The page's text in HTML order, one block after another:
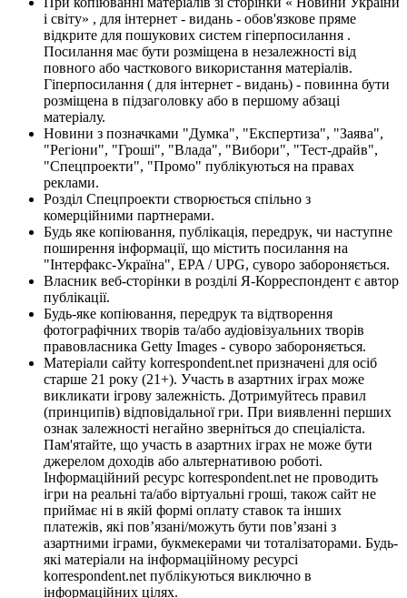
і світу» , для інтернет - видань - обов'язкове пряме
відкрите для пошукових систем гіперпосилання .
Посилання має бути розміщена в незалежності від
повного або часткового використання матеріалів.
Гіперпосилання ( для інтернет - видань) - повинна бути
розміщена в підзаголовку або в першому абзаці
матеріалу.
Новини з позначками "Думка", "Експертиза", "Заява",
"Регіони", "Гроші", "Влада", "Вибори", "Тест-драйв",
"Спецпроекти", "Промо" публікуються на правах
реклами.
Розділ Спецпроекти створюється спільно з
комерційними партнерами.
Будь яке копіювання, публікація, передрук, чи наступне
поширення інформації, що містить посилання на
"Інтерфакс-Україна", EPA / UPG, суворо забороняється.
Власник веб-сторінки в розділі Я-Корреспондент є автор
публікації.
Будь-яке копіювання, передрук та відтворення
фотографічних творів та/або аудіовізуальних творів
правовласника Getty Images - суворо забороняється.
Матеріали сайту korrespondent.net призначені для осіб
старше 21 року (21+). Участь в азартних іграх може
викликати ігрову залежність. Дотримуйтесь правил
(принципів) відповідальної гри. При виявленні перших
ознак залежності негайно зверніться до спеціаліста.
Пам'ятайте, що участь в азартних іграх не може бути
джерелом доходів або альтернативою роботі.
Інформаційний ресурс korrespondent.net не проводить
ігри на реальні та/або віртуальні гроші, також сайт не
приймає ні в якій формі оплату ставок та інших
платежів, які пов’язані/можуть бути пов’язані з
азартними іграми, букмекерами чи тоталізаторами. Будь-
які матеріали на інформаційному ресурсі
korrespondent.net публікуються виключно в
інформаційних цілях.